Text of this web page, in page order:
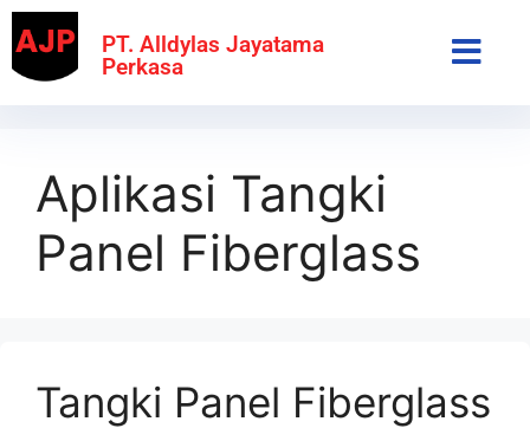
PT. Alldylas Jayatama
Perkasa
Aplikasi Tangki
Panel Fiberglass
Tangki Panel Fiberglass